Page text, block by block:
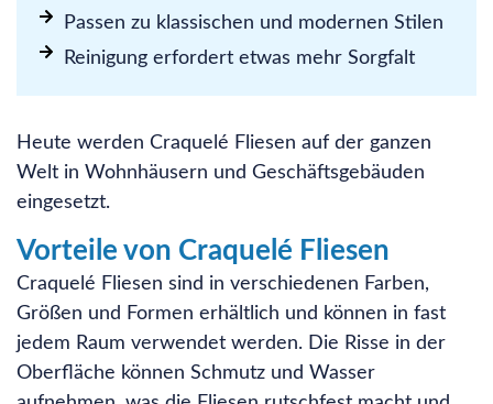
Passen zu klassischen und modernen Stilen
Reinigung erfordert etwas mehr Sorgfalt
Heute werden Craquelé Fliesen auf der ganzen
Welt in Wohnhäusern und Geschäftsgebäuden
eingesetzt.
Vorteile von Craquelé Fliesen
Craquelé Fliesen sind in verschiedenen Farben,
Größen und Formen erhältlich und können in fast
jedem Raum verwendet werden. Die Risse in der
Oberfläche können Schmutz und Wasser